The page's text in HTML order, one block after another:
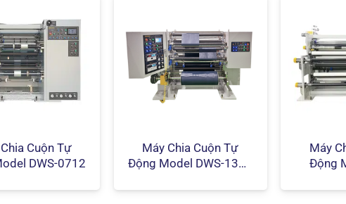
Cuộn Tự
DWS-0712
Máy Chia Cuộn Tự
Động Model DWS-1312
Máy
Động